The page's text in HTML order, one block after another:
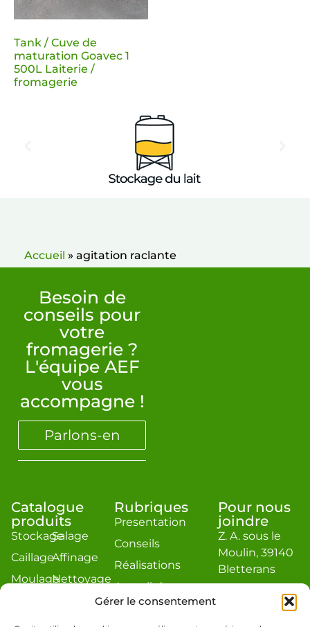
Gérer le consentement
Tank / Cuve de
maturation Goavec 1
500L Laiterie /
fromagerie
Accueil » agitation raclante
Besoin de
conseils pour
votre
fromagerie ?
L'équipe AEF
vous
accompagne !
Parlons-en
Catalogue
produits
Stockage
Caillage
Moulage
Salage
Affinage
Nettoyage
Rubriques
Presentation
Conseils
Réalisations
Actualité
Estimation
Pour nous
joindre
Z. A. sous le
Moulin, 39140
Bletterans
jacquier.com